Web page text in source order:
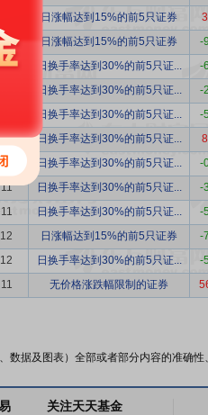
日涨幅达到15%的前5只证券
33 日涨幅达到15%的前5只证券 -
12 日换手率达到30%的前5只证... -
日换手率达到30%的前5只证... -
日换手率达到30%的前5只证... -
11 日换手率达到30%的前5只证...
11 日换手率达到30%的前5只证... -
11 日换手率达到30%的前5只证... -
11 日换手率达到30%的前5只证... -
12 日涨幅达到15%的前5只证券 -
12 日换手率达到30%的前5只证... -
11 无价格涨跌幅限制的证券
据及图表）全部或者部分内容的准确